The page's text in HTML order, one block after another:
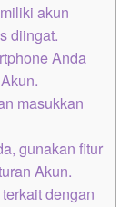
akun
diingat.
Anda
masukkan
gunakan fitur
Akun.
dengan